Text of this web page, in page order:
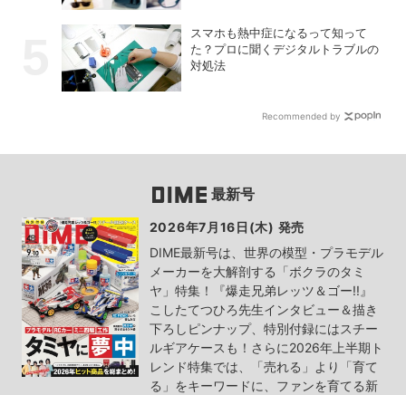
スマホも熱中症になるって知って
た？プロに聞くデジタルトラブルの
対処法
Recommended by
最新号
2026年7月16日(木) 発売
DIME最新号は、世界の模型・プラモデル
メーカーを大解剖する「ボクラのタミ
ヤ」特集！『爆走兄弟レッツ＆ゴー!!』
こしたてつひろ先生インタビュー＆描き
下ろしピンナップ、特別付録にはスチー
ルギアケースも！さらに2026年上半期ト
レンド特集では、「売れる」より「育て
る」をキーワードに、ファンを育てる新